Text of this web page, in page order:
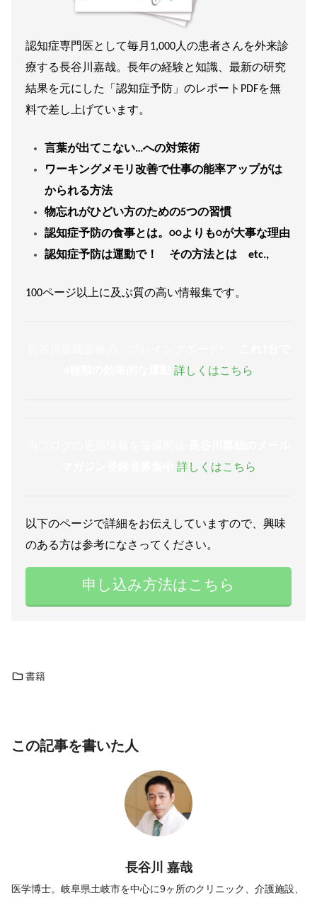
認知症専門医として毎月1,000人の患者さんを外来診
療する長谷川嘉哉。長年の経験と知識、最新の研究
結果を元にした「認知症予防」のレポートPDFを無
料で差し上げています。
言葉が出てこない…への対策術
ワーキングメモリ改善で仕事の能率アップがは
かられる方法
物忘れがひどい方のための5つの習慣
認知症予防の食事とは。○○よりも○が大事な理由
認知症予防は運動で！ その方法とは etc.,
100ページ以上に及ぶ質の高い情報集です。
詳しくはこちら
詳しくはこちら
以下のページで詳細をお伝えしていますので、興味
のある方は参考になさってください。
申し込み方法はこちら
書籍
この記事を書いた人
長谷川 嘉哉
医学博士。岐阜県土岐市を中心に9ヶ所のクリニック、介護施設、